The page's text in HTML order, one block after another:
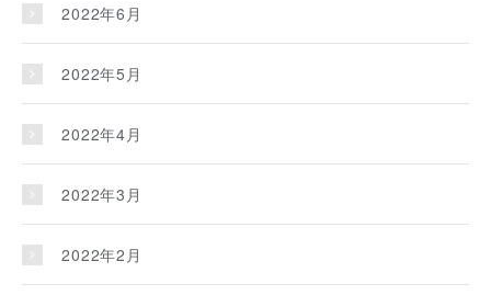
2022年6月
2022年5月
2022年4月
2022年3月
2022年2月